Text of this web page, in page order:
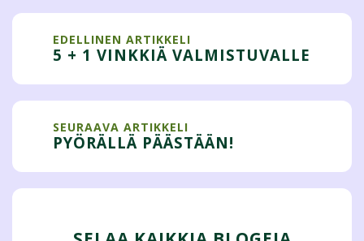
EDELLINEN ARTIKKELI
5 + 1 VINKKIÄ VALMISTUVALLE
SEURAAVA ARTIKKELI
PYÖRÄLLÄ PÄÄSTÄÄN!